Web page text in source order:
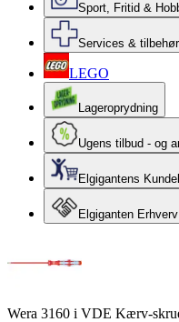
Sport, Fritid &
Services & tilbehør
LEGO
Lageroprydning
Ugens tilbud - og
Elgigantens
Elgiganten Erhverv
Wera 3160 i VDE Kærv-